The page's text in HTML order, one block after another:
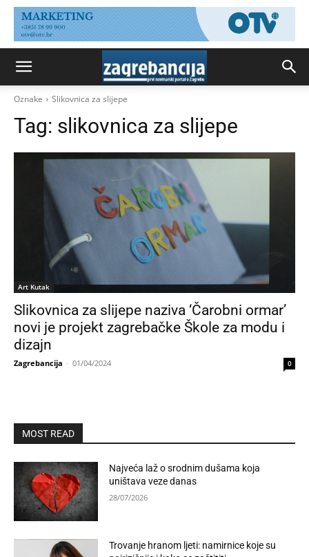
Oznake Slikovnica za slijepe
Tag: slikovnica za slijepe
Art Kutak
Slikovnica za slijepe naziva ‘Čarobni ormar’
novi je projekt zagrebačke Škole za modu i
dizajn
Zagrebancija - 01/04/2024 0
MOST READ
Najveća laž o srodnim dušama koja
uništava veze danas
28/07/2026
Trovanje hranom ljeti: namirnice koje su